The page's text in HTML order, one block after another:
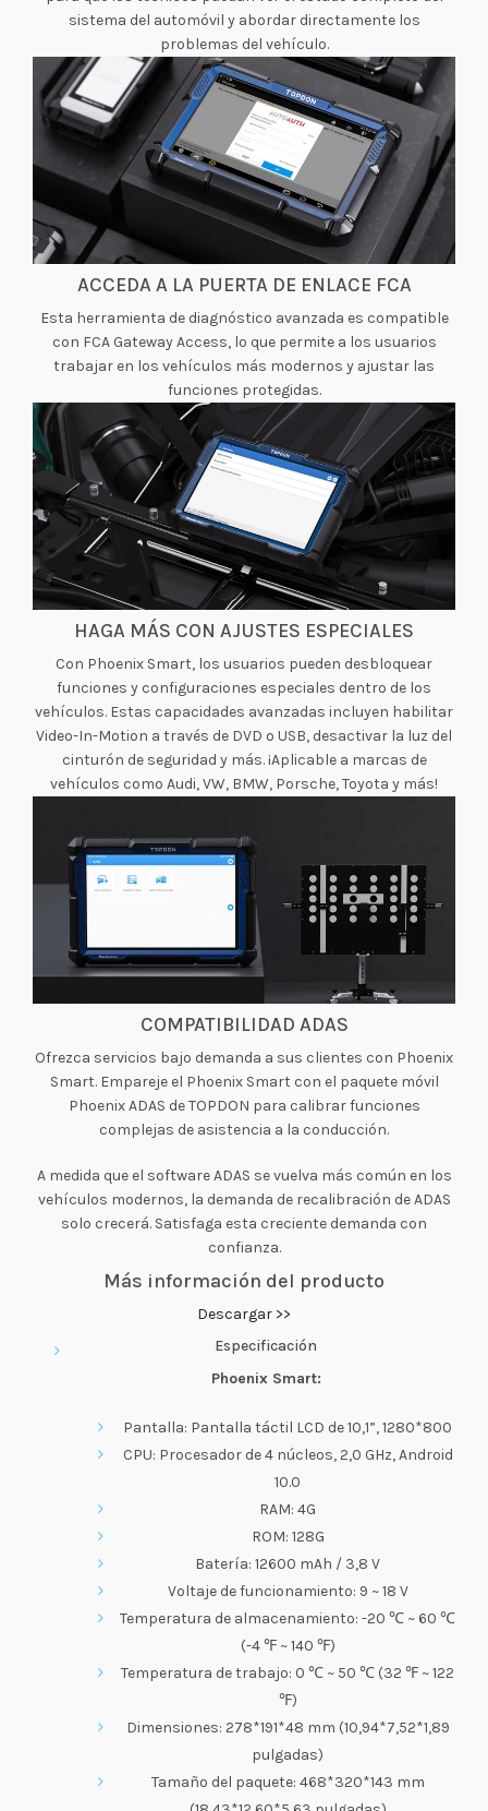
sistema del automóvil y abordar directamente los
problemas del vehículo.
ACCEDA A LA PUERTA DE ENLACE FCA
Esta herramienta de diagnóstico avanzada es compatible
con FCA Gateway Access, lo que permite a los usuarios
trabajar en los vehículos más modernos y ajustar las
funciones protegidas.
HAGA MÁS CON AJUSTES ESPECIALES
Con Phoenix Smart, los usuarios pueden desbloquear
funciones y configuraciones especiales dentro de los
vehículos. Estas capacidades avanzadas incluyen habilitar
Video-In-Motion a través de DVD o USB, desactivar la luz del
cinturón de seguridad y más. ¡Aplicable a marcas de
vehículos como Audi, VW, BMW, Porsche, Toyota y más!
COMPATIBILIDAD ADAS
Ofrezca servicios bajo demanda a sus clientes con Phoenix
Smart. Empareje el Phoenix Smart con el paquete móvil
Phoenix ADAS de TOPDON para calibrar funciones
complejas de asistencia a la conducción.
A medida que el software ADAS se vuelva más común en los
vehículos modernos, la demanda de recalibración de ADAS
solo crecerá. Satisfaga esta creciente demanda con
confianza.
Más información del producto
Descargar >>
Especificación
Phoenix Smart:
Pantalla: Pantalla táctil LCD de 10,1”, 1280*800
CPU: Procesador de 4 núcleos, 2,0 GHz, Android
10.0
RAM: 4G
ROM: 128G
Batería: 12600 mAh / 3,8 V
Voltaje de funcionamiento: 9 ~ 18 V
Temperatura de almacenamiento: -20 ℃ ~ 60 ℃
(-4 ℉ ~ 140 ℉)
Temperatura de trabajo: 0 ℃ ~ 50 ℃ (32 ℉ ~ 122
℉)
Dimensiones: 278*191*48 mm (10,94*7,52*1,89
pulgadas)
Tamaño del paquete: 468*320*143 mm